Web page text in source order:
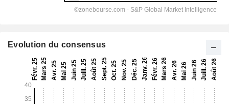
Evolution du consensus